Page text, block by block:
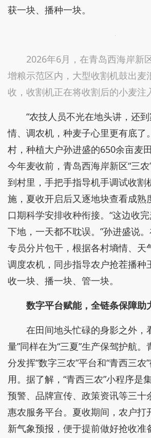
获一块、播种一块。
2026年6月，在青岛西海岸新
增粮示范区内，大型收割机鼓出麦
收，收割机正在将收割后的小麦注
“农技人员不光在地头讲，还
情、调农机，种麦子心里更有底了
村，种植大户孙进盛的650余亩麦
今年麦收前，青岛西海岸新区“三
到村里，手把手指导机手调试收割
施，夏收开启后又逐地块查看成熟
口期科学安排收种衔接。“这边收
下地，一天都不耽误。”孙进盛说
专员分片包干，根据各村墒情、天
调度农机，同步指导农户抢茬播种
收一块、播一块、管一块。
数字平台赋能，全链条保障助
在田间地头忙碌的身影之外，
量”同样在为“三夏”生产保驾护航
分发挥“数字三农”平台和“青西三农
用。据了解，“青西三农”小程序是
预警、品牌宣传、政策资讯等三十
惠农服务平台。夏收期间，农户打
新气象预报，便于提前做好抢收准